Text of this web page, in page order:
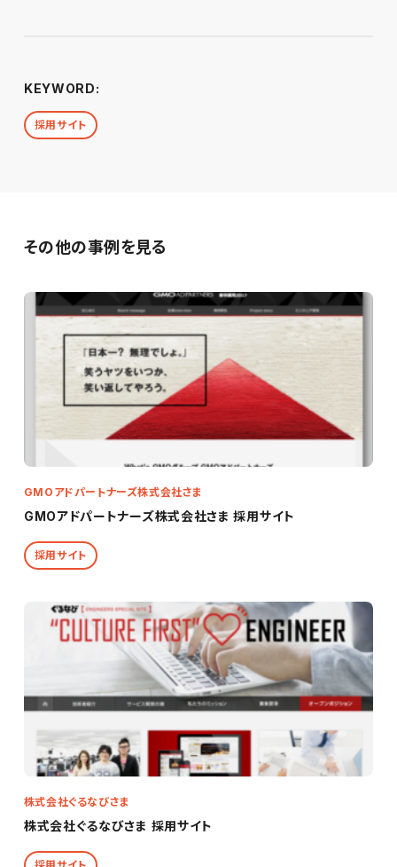
KEYWORD:
採用サイト
その他の事例を見る
GMOアドパートナーズ株式会社さま
GMOアドパートナーズ株式会社さま 採用サイト
採用サイト
株式会社ぐるなびさま
株式会社ぐるなびさま 採用サイト